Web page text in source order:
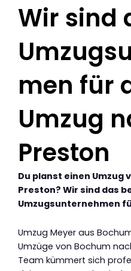
Wir sind
men für
Umzug
Preston
Du planst einen Umzug
Preston? Wir sind das
Umzugsunternehmen
Umzug Meyer aus
Umzüge von Bochum
Team kümmert sich